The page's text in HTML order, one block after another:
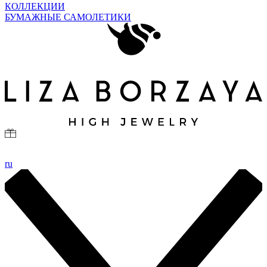
КОЛЛЕКЦИИ
БУМАЖНЫЕ САМОЛЕТИКИ
ru